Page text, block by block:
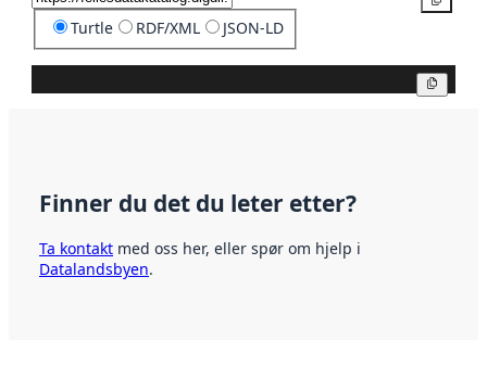
Turtle RDF/XML JSON-LD
Finner du det du leter etter?
Ta kontakt med oss her, eller spør om hjelp i
Datalandsbyen.